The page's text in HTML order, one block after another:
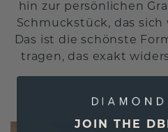
hin zur persönlichen
Schmuckstück, das
Das ist die schönste
tragen, das exakt
JOIN THE